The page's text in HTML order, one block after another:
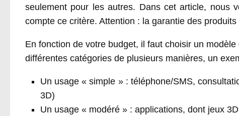
seulement pour les autres. Dans cet article, nous
compte ce critère. Attention : la garantie des
En fonction de votre budget, il faut choisir un
différentes catégories de plusieurs manières, un
Un usage « simple » : téléphone/SMS,
3D)
Un usage « modéré » : applications, dont jeux